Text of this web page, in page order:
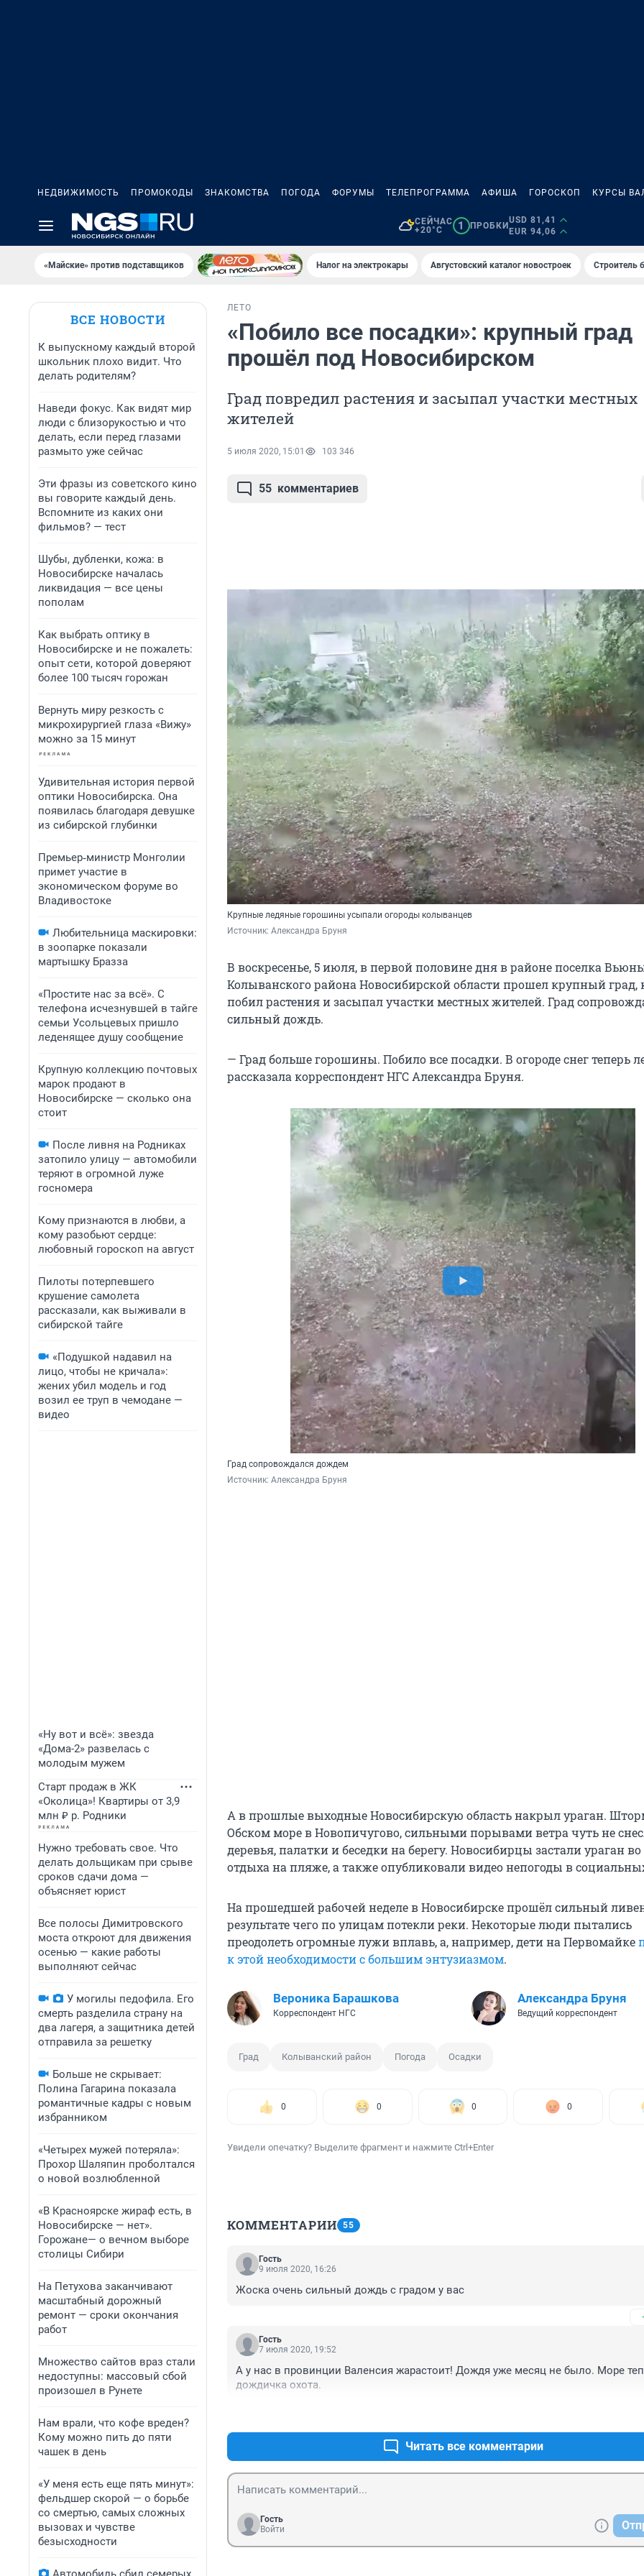
НЕДВИЖИМОСТЬ ПРОМОКОДЫ ЗНАКОМСТВА ПОГОДА ФОРУМЫ ТЕЛЕПРОГРАММА АФИША ГОРОСКОП КУРСЫ
СЕЙЧАС
+20°C
1 ПРОБКИ
USD 81,41
EUR 94,06
«Майские» против подставщиков Налог на электрокары Августовский каталог новостроек Строитель
ВСЕ НОВОСТИ
К выпускному каждый второй
школьник плохо видит. Что
делать родителям?
Наведи фокус. Как видят мир
люди с близорукостью и что
делать, если перед глазами
размыто уже сейчас
Эти фразы из советского кино
вы говорите каждый день.
Вспомните из каких они
фильмов? — тест
Шубы, дубленки, кожа: в
Новосибирске началась
ликвидация — все цены
пополам
Как выбрать оптику в
Новосибирске и не пожалеть:
опыт сети, которой доверяют
более 100 тысяч горожан
Вернуть миру резкость с
микрохирургией глаза «Вижу»
можно за 15 минут
Удивительная история первой
оптики Новосибирска. Она
появилась благодаря девушке
из сибирской глубинки
Премьер‑министр Монголии
примет участие в
экономическом форуме во
Владивостоке
Любительница маскировки:
в зоопарке показали
мартышку Бразза
«Простите нас за всё». С
телефона исчезнувшей в тайге
семьи Усольцевых пришло
леденящее душу сообщение
Крупную коллекцию почтовых
марок продают в
Новосибирске — сколько она
стоит
После ливня на Родниках
затопило улицу — автомобили
теряют в огромной луже
госномера
Кому признаются в любви, а
кому разобьют сердце:
любовный гороскоп на август
Пилоты потерпевшего
крушение самолета
рассказали, как выживали в
сибирской тайге
«Подушкой надавил на
лицо, чтобы не кричала»:
жених убил модель и год
возил ее труп в чемодане —
видео
«Ну вот и всё»: звезда
«Дома-2» развелась с
молодым мужем
Старт продаж в ЖК
«Околица»! Квартиры от 3,9
млн ₽ р. Родники
Нужно требовать свое. Что
делать дольщикам при срыве
сроков сдачи дома —
объясняет юрист
Все полосы Димитровского
моста откроют для движения
осенью — какие работы
выполняют сейчас
У могилы педофила. Его
смерть разделила страну на
два лагеря, а защитника детей
отправила за решетку
Больше не скрывает:
Полина Гагарина показала
романтичные кадры с новым
избранником
«Четырех мужей потеряла»:
Прохор Шаляпин проболтался
о новой возлюбленной
«В Красноярске жираф есть, в
Новосибирске — нет».
Горожане— о вечном выборе
столицы Сибири
На Петухова заканчивают
масштабный дорожный
ремонт — сроки окончания
работ
Множество сайтов враз стали
недоступны: массовый сбой
произошел в Рунете
Нам врали, что кофе вреден?
Кому можно пить до пяти
чашек в день
«У меня есть еще пять минут»:
фельдшер скорой — о борьбе
со смертью, самых сложных
вызовах и чувстве
безысходности
ЛЕТО
«Побило все посадки»: крупный град
прошёл под Новосибирском
Град повредил растения и засыпал участки местных
жителей
5 июля 2020, 15:01 103 346
55 комментариев
Крупные ледяные горошины усыпали огороды колыванцев
Источник: Александра Бруня
В воскресенье, 5 июля, в первой половине дня в районе поселка
Колыванского района Новосибирской области прошел крупный град,
побил растения и засыпал участки местных жителей. Град
сильный дождь.
— Град больше горошины. Побило все посадки. В огороде снег теперь
рассказала корреспондент НГС Александра Бруня.
Град сопровождался дождем
Источник: Александра Бруня
А в прошлые выходные Новосибирскую область накрыл ураган.
Обском море в Новопичугово, сильными порывами ветра чуть не
деревья, палатки и беседки на берегу. Новосибирцы застали ураган
отдыха на пляже, а также опубликовали видео непогоды в
На прошедшей рабочей неделе в Новосибирске прошёл сильный
результате чего по улицам потекли реки. Некоторые люди пытались
преодолеть огромные лужи вплавь, а, например, дети на Первомайке
к этой необходимости с большим энтузиазмом.
Вероника Барашкова
Корреспондент НГС
Александра Бруня
Ведущий корреспондент
Град Колыванский район Погода Осадки
0 0 0 0
Увидели опечатку? Выделите фрагмент и нажмите Ctrl+Enter
КОММЕНТАРИИ 55
Гость
9 июля 2020, 16:26
Жоска очень сильный дождь с градом у вас
Гость
7 июля 2020, 19:52
А у нас в провинции Валенсия жарастоит! Дождя уже месяц не было. Море
дождичка охота.
Читать все комментарии
Гость
Войти